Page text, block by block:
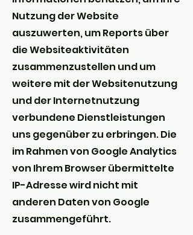
Nutzung der Website
auszuwerten, um Reports über
die Websiteaktivitäten
zusammenzustellen und um
weitere mit der Websitenutzung
und der Internetnutzung
verbundene Dienstleistungen
uns gegenüber zu erbringen. Die
im Rahmen von Google Analytics
von Ihrem Browser übermittelte
IP-Adresse wird nicht mit
anderen Daten von Google
zusammengeführt.